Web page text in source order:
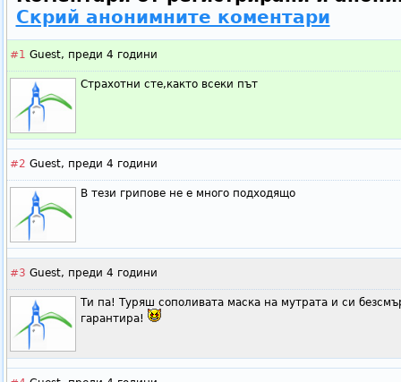
Скрий анонимните коментари
#1 Guest, преди 4 години
Страхотни сте,както всеки път
#2 Guest, преди 4 години
В тези грипове не е много подходящо
#3 Guest, преди 4 години
Ти па! Туряш сополивата маска на мутрата и си
гарантира!